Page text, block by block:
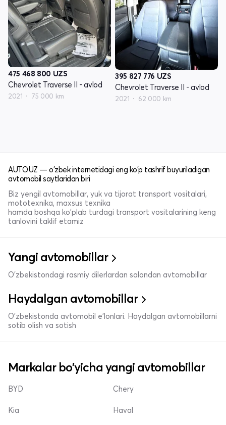
475 468 800 UZS
Chevrolet Traverse II - avlod
2021 75 000 km
395 827 776 UZS
Chevrolet Traverse II - avlod
2021 62 000 km
AUTO.UZ — o'zbek internetidagi eng ko'p tashrif buyuriladigan
avtomobil saytlaridan biri
Biz yengil avtomobillar, yuk va tijorat transport vositalari,
mototexnika, maxsus texnika
hamda boshqa ko'plab turdagi transport vositalarining keng
tanlovini taklif etamiz
Yangi avtomobillar
O'zbekistondagi rasmiy dilerlardan salondan avtomobillar
Haydalgan avtomobillar
O'zbekistonda avtomobil e’lonlari. Haydalgan avtomobillarni
sotib olish va sotish
Markalar bo'yicha yangi avtomobillar
BYD
Kia
Chery
Haval